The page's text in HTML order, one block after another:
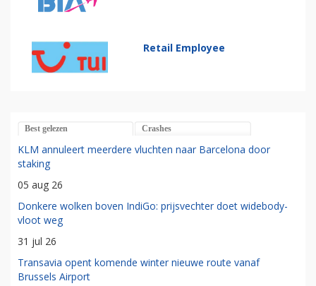
Retail Employee
Best gelezen Crashes
KLM annuleert meerdere vluchten naar Barcelona door
staking
05 aug 26
Donkere wolken boven IndiGo: prijsvechter doet widebody-
vloot weg
31 jul 26
Transavia opent komende winter nieuwe route vanaf
Brussels Airport